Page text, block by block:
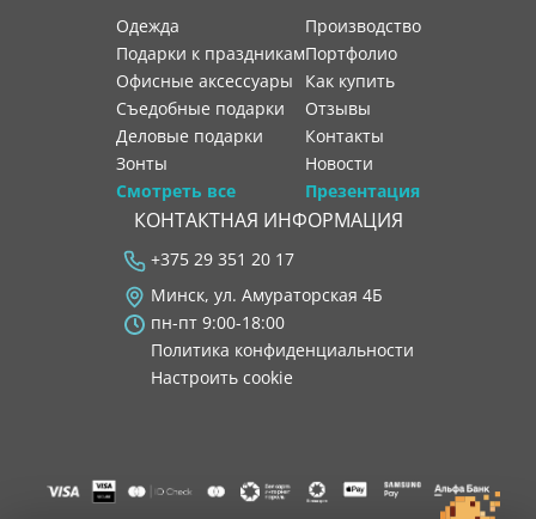
Одежда
Подарки к праздникам
Офисные аксессуары
Съедобные подарки
Деловые подарки
Зонты
Смотреть все
производство
портфолио
как купить
отзывы
контакты
новости
Презентация
КОНТАКТНАЯ ИНФОРМАЦИЯ
+375 29 351 20 17
Минск, ул. Амураторская 4Б
пн-пт 9:00-18:00
Политика конфиденциальности
Настроить cookie